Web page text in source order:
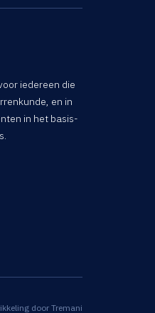
iedereen die
en in
in het basis-
doorTremani